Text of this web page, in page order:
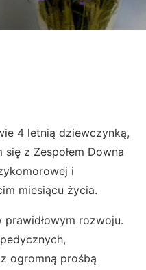
4 letnią dziewczynką,
z Zespołem Downa
i
miesiącu życia.
rozwoju.
ogromną prośbą